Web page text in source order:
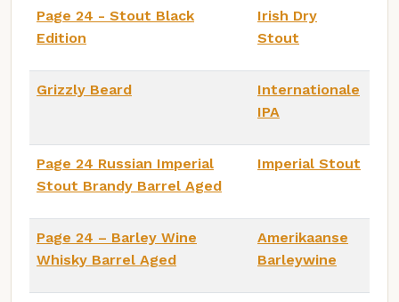
Page 24 - Stout Black
Edition
Irish Dry
Stout
Grizzly Beard
Internationale
IPA
Page 24 Russian Imperial
Stout Brandy Barrel Aged
Imperial Stout
Page 24 – Barley Wine
Whisky Barrel Aged
Amerikaanse
Barleywine